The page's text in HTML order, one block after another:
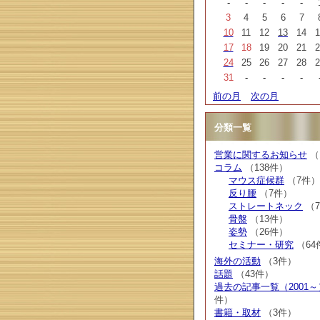
- - - - -
3
4 5 6 7
10
11 12 13 14
17
18 19 20 21
24
25 26 27 28
31
- - - -
前の月
次の月
分類一覧
営業に関するお知らせ
コラム （138件）
マウス症候群 （7件）
反り腰 （7件）
ストレートネック
（
骨盤 （13件）
姿勢 （26件）
セミナー・研究 （64
海外の活動 （3件）
話題 （43件）
過去の記事一覧（2001～
件）
書籍・取材 （3件）